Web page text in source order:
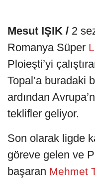
Mesut IŞIK / 2
Romanya Süper
Ploieşti’yi
Topal’a buradaki
ardından
teklifler geliyor.
Son olarak ligde
göreve gelen ve
başaran Mehmet